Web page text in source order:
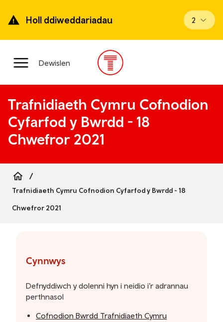
ymlaen
prif
Holl ddiweddariadau Gweld
2
Prif
Dewislen
Trafnidiaeth Cymru Cofnodion
Cyfarfod y Bwrdd - 18
Chwefror 2021
Breadcrumb
Trafnidiaeth Cymru Cofnodion Cyfarfod y Bwrdd - 18
Chwefror 2021
Cynnwys
Defnyddiwch y dolenni hyn i neidio i’r adrannau
perthnasol
Cofnodion Bwrdd Trafnidiaeth Cymru